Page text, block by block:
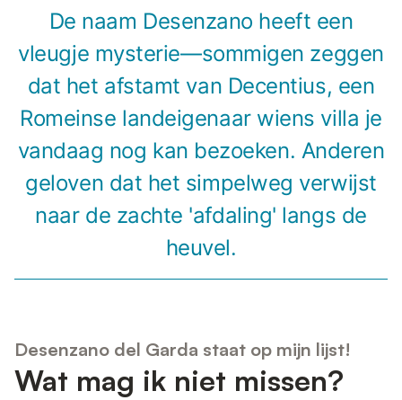
De naam Desenzano heeft een
vleugje mysterie—sommigen zeggen
dat het afstamt van Decentius, een
Romeinse landeigenaar wiens villa je
vandaag nog kan bezoeken. Anderen
geloven dat het simpelweg verwijst
naar de zachte 'afdaling' langs de
heuvel.
Desenzano del Garda staat op mijn lijst!
Wat mag ik niet missen?